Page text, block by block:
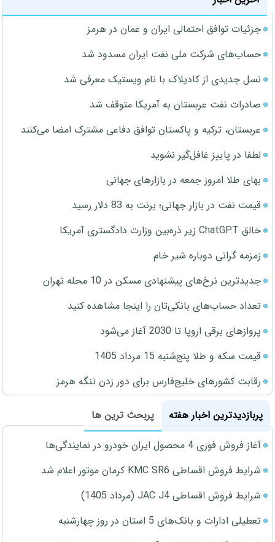
جزئیات توافق احتمالی ایران و عمان در هرمز
حساب‌های شرکت ملی نفت ایران مسدود شد
نسل جدیدی از کادیلاک با نام ویستیک معرفی شد
صادرات نفت عربستان به آمریکا متوقف شد
عربستان، ترکیه و پاکستان توافق دفاعی مشترک امضا می‌کنند
لطفا در پاییز غافل‌گیر نشوید
بهای طلا امروز جمعه در بازارهای جهانی
قیمت نفت در بازار جهانی؛ برنت به 83 دلار رسید
خالق ChatGPT زیر ذره‌بین وزارت دادگستری آمریکا
زمزمه گرانی دوباره شیر خام
جدیدترین نرخ‌های پیشنهادی مسکن در 10 محله تهران
تعداد حساب‌های بانکی‌تان را اینجا مشاهده کنید
پروازهای برقی اروپا تا 2030 آغاز می‌شود
قیمت سکه و طلا پنج‌شنبه 15 مرداد 1405
رقابت کشورهای خلیج‌فارس برای دور زدن تنگه هرمز
پربازدیدترین اخبار هفته
پربحث ترین ها
آغاز فروش فوری 4 محصول ایران خودرو در نمایندگی‌ها
شرایط فروش اقساطی KMC SR6 کرمان موتور اعلام شد
شرایط فروش اقساطی JAC J4 (مرداد 1405)
تعطیلی ادارات و بانک‌های 5 استان در روز چهارشنبه